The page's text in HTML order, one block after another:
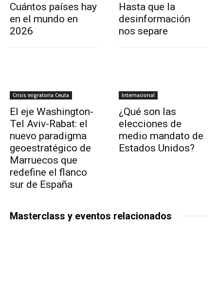
Cuántos países hay
en el mundo en
2026
Hasta que la
desinformación
nos separe
Crisis migratoria Ceuta
El eje Washington-
Tel Aviv-Rabat: el
nuevo paradigma
geoestratégico de
Marruecos que
redefine el flanco
sur de España
Internacional
¿Qué son las
elecciones de
medio mandato de
Estados Unidos?
Masterclass y eventos relacionados